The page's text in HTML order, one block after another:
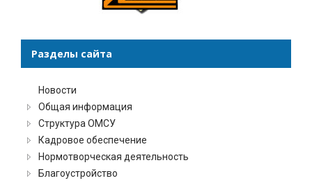
Разделы сайта
Новости
Общая информация
Структура ОМСУ
Кадровое обеспечение
Нормотворческая деятельность
Благоустройство